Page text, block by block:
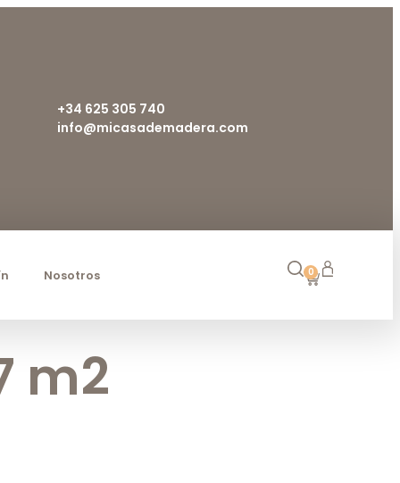
+34 625 305 740
info@micasademadera.com
Nosotros 0
m2